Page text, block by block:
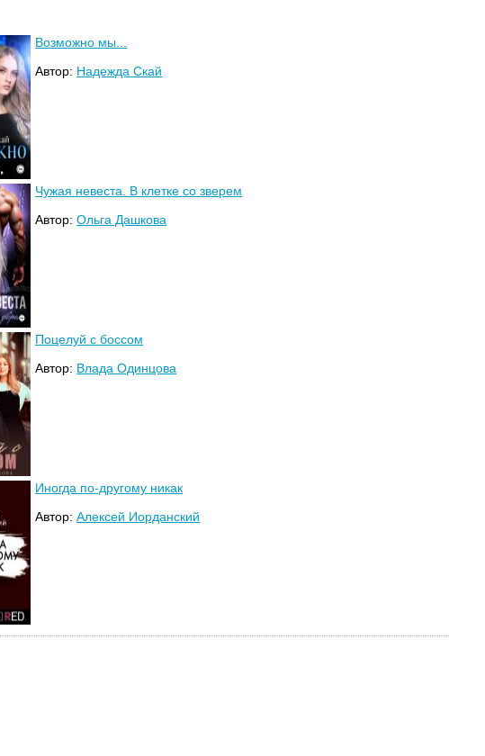
Возможно мы...
Автор: Надежда Скай
Чужая невеста. В клетке со зверем
Автор:Ольга Дашкова
Поцелуй с боссом
Автор: Влада Одинцова
Иногда по-другому никак
Автор:Алексей Иорданский